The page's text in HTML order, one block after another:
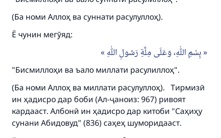
(Ба номи Аллоҳ ва суннати расулуллоҳ).
Ё чунин мегӯяд:
بِسْمِ اللهِ، وَعَلَى مِلَّةِ رَسُولِ اللهِ
"Бисмиллоҳи ва ъало миллати расулиллоҳ".
(Ба номи Аллоҳ ва миллати расулуллоҳ). Тирмизӣ
ин ҳадисро дар боби (Ал-ҷаноиз: 967) ривоят
кардааст. Албонӣ ин ҳадисро дар китоби "Саҳиҳу
сунани Абидовуд" (836) саҳеҳ шуморидааст.